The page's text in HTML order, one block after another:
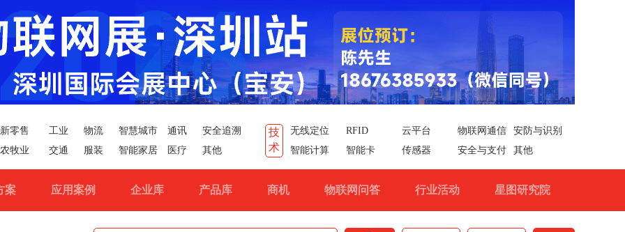
新零售 工业 物流 智慧城市 通讯
安全追溯
农牧业
交通 服装 智能家居 医疗 其他
技
术
无线定位 RFID 云平台 物联网通信
安防与识别
智能计算
智能卡 传感器 安全与支付 其他
案 应用案例 企业库 产品库 商机 物联网问答 行业活动 星图研究院